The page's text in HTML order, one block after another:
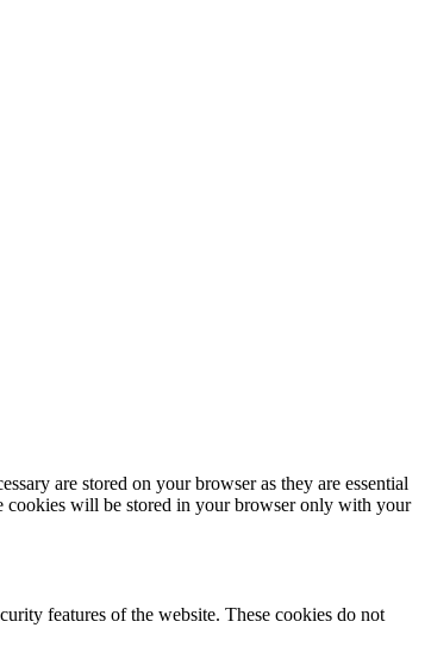
are stored on your browser as they are essential
cookies will be stored in your browser only with your
features of the website. These cookies do not